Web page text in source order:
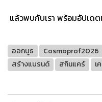
แล้วพบกับเรา พร้อมอัปเด
ออกบูธ Cosmoprof2026
สร้างแบรนด์
สกินแคร์ เ